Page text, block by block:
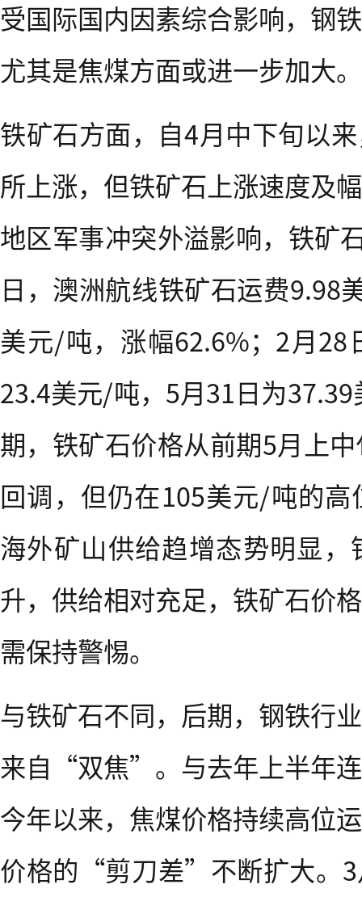
受国际国内因素综合影响，钢
尤其是焦煤方面或进一步加大。
铁矿石方面，自4月中下旬以
所上涨，但铁矿石上涨速度及
地区军事冲突外溢影响，铁矿
日，澳洲航线铁矿石运费9.98
美元/吨，涨幅62.6%；2月28
23.4美元/吨，5月31日为
期，铁矿石价格从前期5月上
回调，但仍在105美元/吨的
海外矿山供给趋增态势明显
升，供给相对充足，铁矿石价
需保持警惕。
与铁矿石不同，后期，钢铁行
来自“双焦”。与去年上半年
今年以来，焦煤价格持续高位
价格的“剪刀差”不断扩大。3